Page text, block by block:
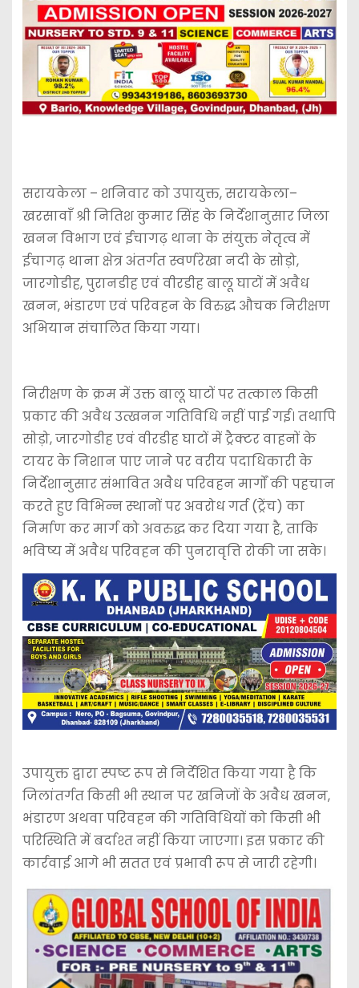
सरायकेला – शनिवार को उपायुक्त, सरायकेला–
खरसावाँ श्री नितिश कुमार सिंह के निर्देशानुसार जिला
खनन विभाग एवं ईचागढ़ थाना के संयुक्त नेतृत्व में
ईचागढ़ थाना क्षेत्र अंतर्गत स्वर्णरेखा नदी के सोड़ो,
जारगोडीह, पुरानडीह एवं वीरडीह बालू घाटों में अवैध
खनन, भंडारण एवं परिवहन के विरुद्ध औचक निरीक्षण
अभियान संचालित किया गया।
निरीक्षण के क्रम में उक्त बालू घाटों पर तत्काल किसी
प्रकार की अवैध उत्खनन गतिविधि नहीं पाई गई। तथापि
सोड़ो, जारगोडीह एवं वीरडीह घाटों में ट्रैक्टर वाहनों के
टायर के निशान पाए जाने पर वरीय पदाधिकारी के
निर्देशानुसार संभावित अवैध परिवहन मार्गों की पहचान
करते हुए विभिन्न स्थानों पर अवरोध गर्त (ट्रेंच) का
निर्माण कर मार्ग को अवरुद्ध कर दिया गया है, ताकि
भविष्य में अवैध परिवहन की पुनरावृत्ति रोकी जा सके।
उपायुक्त द्वारा स्पष्ट रूप से निर्देशित किया गया है कि
जिलांतर्गत किसी भी स्थान पर खनिजों के अवैध खनन,
भंडारण अथवा परिवहन की गतिविधियों को किसी भी
परिस्थिति में बर्दाश्त नहीं किया जाएगा। इस प्रकार की
कार्रवाई आगे भी सतत एवं प्रभावी रूप से जारी रहेगी।